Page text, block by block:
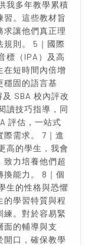
我多年教學累積
習。這些教材旨
求讓他們真正理
規則。 5｜國際
標（IPA）及高
在短時間內倍增
穩固的語言基
SBA 校內評改
讀技巧指導，同
評估，一站式
際需求。 7｜進
高的學生，我會
致力培養他們超
換能力。 8｜個
生的性格與恐懼
的學習特質與程
練。對於容易緊
面的輔導與支
開口，確保教學